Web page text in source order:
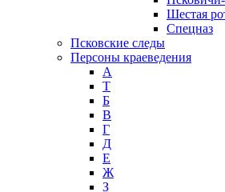
Шестая
Спецназ
Псковские следы
Персоны краеведения
А
T
Б
В
Г
Д
Е
Ж
З